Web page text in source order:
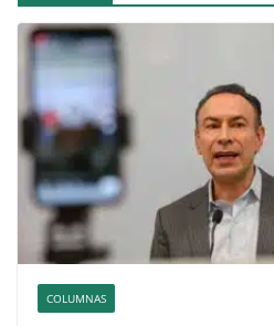
COLUMNAS